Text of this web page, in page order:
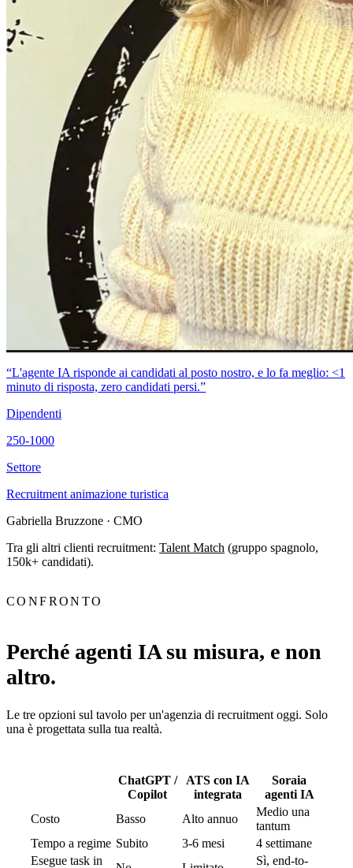
“L'agente IA risponde ai candidati al posto nostro, e lo fa meglio: <1
minuto di risposta, zero candidati persi.”
Dipendenti
250-1000
Settore
Recruitment animazione turistica
Gabriella Bruzzone · CMO
Tra gli altri clienti recruitment: Talent Match (gruppo spagnolo,
150k+ candidati).
CONFRONTO
Perché agenti IA su misura, e non
altro.
Le tre opzioni sul tavolo per un'agenzia di recruitment oggi. Solo
una è progettata sulla tua realtà.
ChatGPT /
Copilot
ATS con IA
integrata
Soraia
agenti IA
Costo
Basso Alto annuo
Medio una
tantum
Tempo a regime Subito 3-6 mesi
4 settimane
Esegue task in
Sì, end-to-